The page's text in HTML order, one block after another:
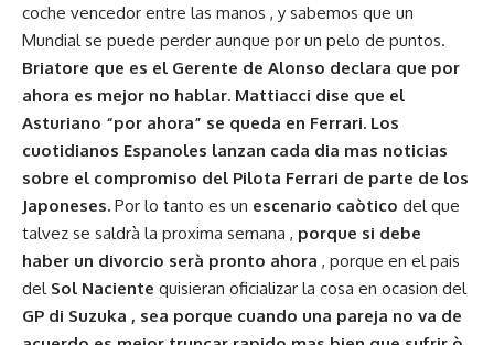
coche vencedor entre las manos , y sabemos que un
Mundial se puede perder aunque por un pelo de puntos.
Briatore que es el Gerente de Alonso declara que por
ahora es mejor no hablar. Mattiacci dise que el
Asturiano “por ahora” se queda en Ferrari. Los
cuotidianos Espanoles lanzan cada dia mas noticias
sobre el compromiso del Pilota Ferrari de parte de los
Japoneses. Por lo tanto es un escenario caòtico del que
talvez se saldrà la proxima semana , porque si debe
haber un divorcio serà pronto ahora , porque en el pais
del Sol Naciente quisieran oficializar la cosa en ocasion del
GP di Suzuka , sea porque cuando una pareja no va de